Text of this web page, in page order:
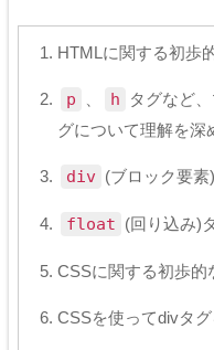
HTMLに関する初歩
p 、 h
タグなど
グについて理解を深
div (ブロック要
float (回り込み)
CSSに関する初歩的
CSSを使ってdivタ